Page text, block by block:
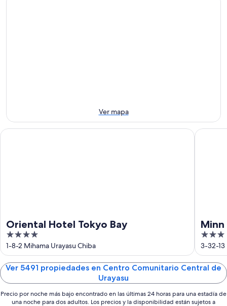
ago
-
semana,
14
próximo
fin
Ver mapa
Oriental Hotel Tokyo Bay
4
out
of
5
1-8-2 Mihama Urayasu Chiba
Oriental Hotel Tokyo Bay
Minn
3
out
of
5
3-32-13
Minn
Ver 5491 propiedades en Centro Comunitario Central de
Urayasu
Precio por noche más bajo encontrado en las últimas 24 horas para una estadía de
una noche para dos adultos. Los precios y la disponibilidad están sujetos a